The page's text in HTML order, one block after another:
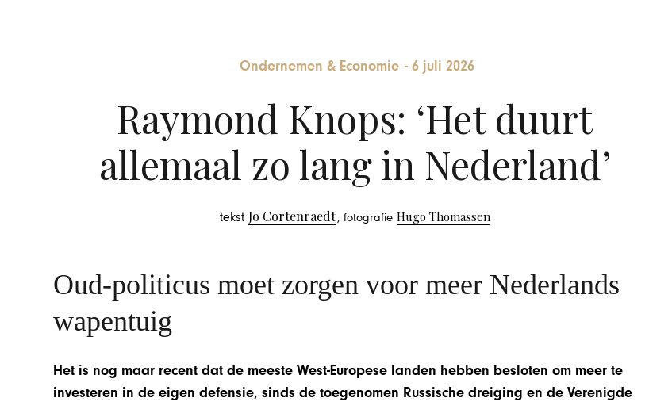
Ondernemen & Economie - 6 juli 2026
Raymond Knops: ‘Het duurt
allemaal zo lang in Nederland’
tekst Jo Cortenraedt, fotografie Hugo Thomassen
Oud-politicus moet zorgen voor meer Nederlands
wapentuig
Het is nog maar recent dat de meeste West-Europese landen hebben besloten om meer te
investeren in de eigen defensie, sinds de toegenomen Russische dreiging en de Verenigde